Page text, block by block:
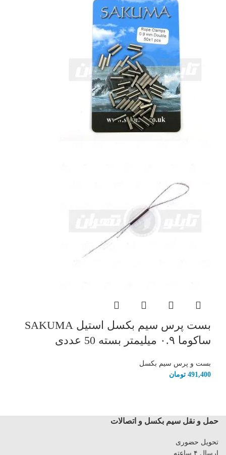
بست پرس سیم بکسل استیل SAKUMA
ساکوما ۰.۹ میلیمتر بسته 50 عددی
بست و پرس سیم بکسل
491,400 تومان
حمل و نقل سیم بکسل و اتصالات
تحویل حضوری
ارسال ۴ ساعته